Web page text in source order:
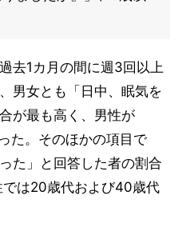
去1カ月の間に週3回以上
男女とも「日中、眠気を
が最も高く、男性が
た。そのほかの項目で
た」と回答した者の割合
は20歳代および40歳代